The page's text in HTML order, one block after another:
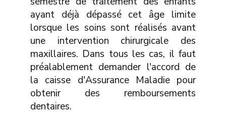
ayant déjà dépassé cet âge limite
lorsque les soins sont réalisés avant
une intervention chirurgicale des
maxillaires. Dans tous les cas, il faut
préalablement demander l'accord de
la caisse d'Assurance Maladie pour
obtenir des remboursements
dentaires.